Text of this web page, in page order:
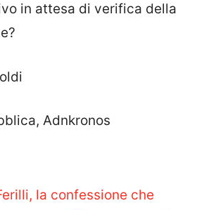
in attesa di verifica della
Adnkronos
la confessione che